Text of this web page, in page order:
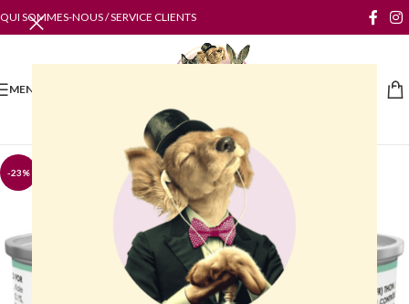
QUI SOMMES-NOUS / SERVICE CLIENTS
MENU
-23%